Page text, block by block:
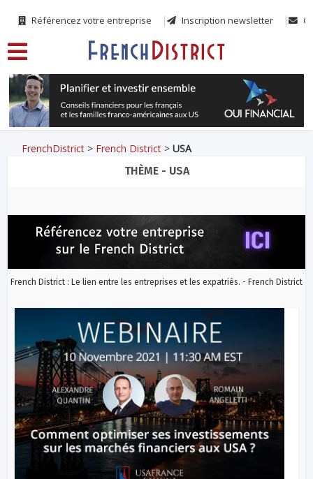
Référencez votre entreprise Inscription newsletter
FrenchDistrict > French District >USA
THÈME - USA
French District : Le lien entre les entreprises et les expatriés. - French District